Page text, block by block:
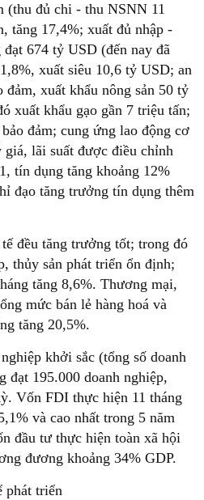
(thu đủ chi - thu NSNN 11
tăng 17,4%; xuất đủ nhập -
674 tỷ USD (đến nay đã
xuất siêu 10,6 tỷ USD; an
xuất khẩu nông sản 50 tỷ
xuất khẩu gạo gần 7 triệu tấn;
đảm; cung ứng lao động cơ
giá, lãi suất được điều chỉnh
tín dụng tăng khoảng 12%
đạo tăng trưởng tín dụng thêm
đều tăng trưởng tốt; trong đó
thủy sản phát triển ổn định;
tăng 8,6%. Thương mại,
mức bán lẻ hàng hoá và
tăng 20,5%.
khởi sắc (tổng số doanh
đạt 195.000 doanh nghiệp,
Vốn FDI thực hiện 11 tháng
và cao nhất trong 5 năm
đầu tư thực hiện toàn xã hội
đương khoảng 34% GDP.
phát triển